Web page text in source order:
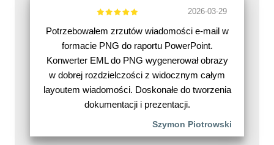
2026-03-29
Potrzebowałem zrzutów wiadomości e-mail w
formacie PNG do raportu PowerPoint.
Konwerter EML do PNG wygenerował obrazy
w dobrej rozdzielczości z widocznym całym
layoutem wiadomości. Doskonałe do tworzenia
dokumentacji i prezentacji.
Szymon Piotrowski